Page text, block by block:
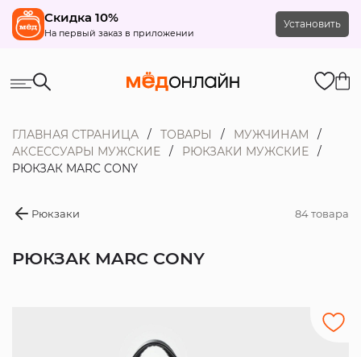
Скидка 10%
На первый заказ в приложении
Установить
ГЛАВНАЯ СТРАНИЦА ТОВАРЫ
МУЖЧИНАМ
АКСЕССУАРЫ МУЖСКИЕ
РЮКЗАКИ МУЖСКИЕ
РЮКЗАК MARC CONY
Рюкзаки 84 товара
РЮКЗАК MARC CONY